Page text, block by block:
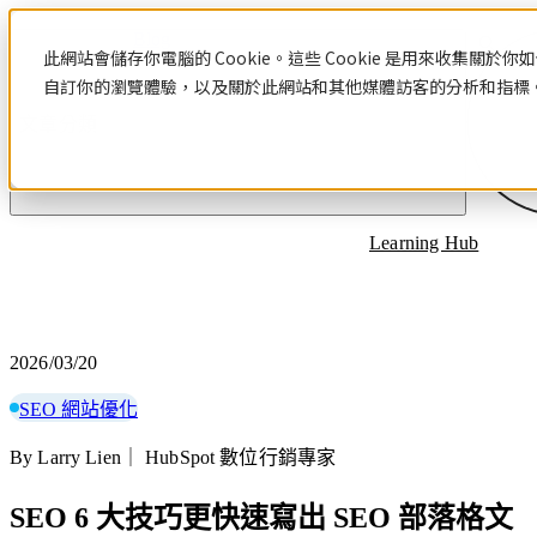
此網站會儲存你電腦的 Cookie。這些 Cookie 是用來收集關於你
自訂你的瀏覽體驗，以及關於此網站和其他媒體訪客的分析和指
Learning Hub
2026/03/20
SEO 網站優化
By Larry Lien｜ HubSpot 數位行銷專家
SEO 6 大技巧更快速寫出 SEO 部落格文